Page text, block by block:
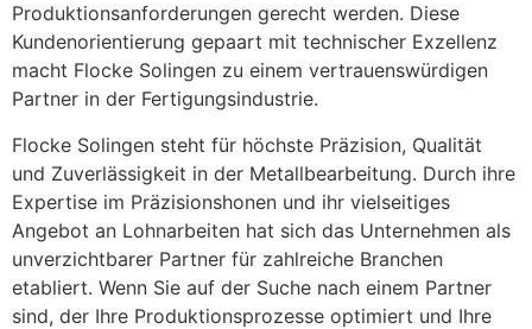
Produktionsanforderungen gerecht werden. Diese
Kundenorientierung gepaart mit technischer Exzellenz
macht Flocke Solingen zu einem vertrauenswürdigen
Partner in der Fertigungsindustrie.
Flocke Solingen steht für höchste Präzision, Qualität
und Zuverlässigkeit in der Metallbearbeitung. Durch ihre
Expertise im Präzisionshonen und ihr vielseitiges
Angebot an Lohnarbeiten hat sich das Unternehmen als
unverzichtbarer Partner für zahlreiche Branchen
etabliert. Wenn Sie auf der Suche nach einem Partner
sind, der Ihre Produktionsprozesse optimiert und Ihre